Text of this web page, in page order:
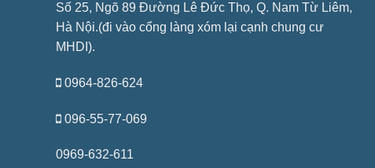
Số 25, Ngõ 89 Đường Lê Đức Thọ, Q. Nam Từ Liêm,
Hà Nội.(đi vào cổng làng xóm lại cạnh chung cư
MHDI).
0964-826-624
096-55-77-069
0969-632-611